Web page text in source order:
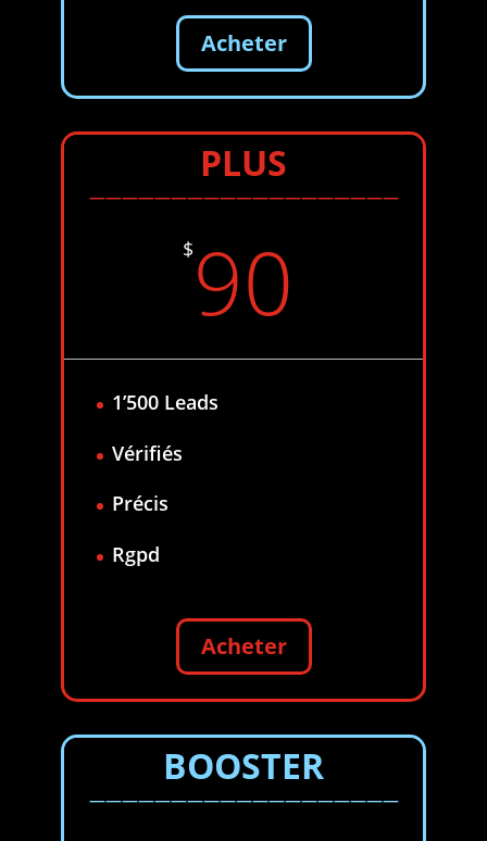
Acheter
PLUS
———————————————————
$ 90
1’500 Leads
Vérifiés
Précis
Rgpd
Acheter
BOOSTER
———————————————————